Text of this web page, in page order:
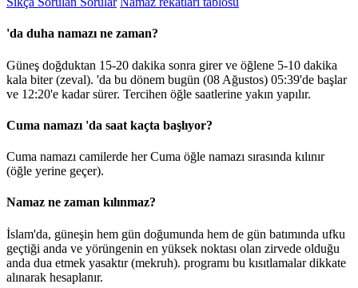
'da duha namazı ne zaman?
Güneş doğduktan 15-20 dakika sonra girer ve öğlene 5-10 dakika
kala biter (zeval). 'da bu dönem bugün (08 Ağustos) 05:39'de başlar
ve 12:20'e kadar sürer. Tercihen öğle saatlerine yakın yapılır.
Cuma namazı 'da saat kaçta başlıyor?
Cuma namazı camilerde her Cuma öğle namazı sırasında kılınır
(öğle yerine geçer).
Namaz ne zaman kılınmaz?
İslam'da, güneşin hem gün doğumunda hem de gün batımında ufku
geçtiği anda ve yörüngenin en yüksek noktası olan zirvede olduğu
anda dua etmek yasaktır (mekruh). programı bu kısıtlamalar dikkate
alınarak hesaplanır.